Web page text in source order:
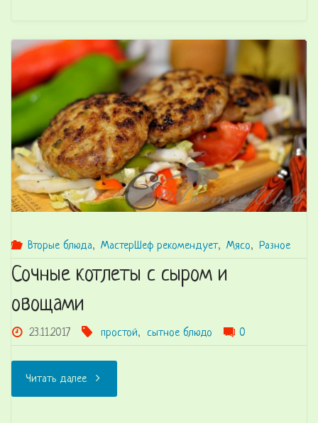
кальмаров"
Вторые блюда, МастерШеф рекомендует, Мясо, Разное
Сочные котлеты с сыром и
овощами
23.11.2017 простой, сытное блюдо 0
Читать далее"Сочные